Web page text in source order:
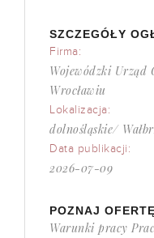
SZCZEGÓŁY
Firma:
Wojewódzki Urząd
Wrocławiu
Lokalizacja:
dolnośląskie/
Data publikacji:
2026-07-09
POZNAJ
Warunki pracy